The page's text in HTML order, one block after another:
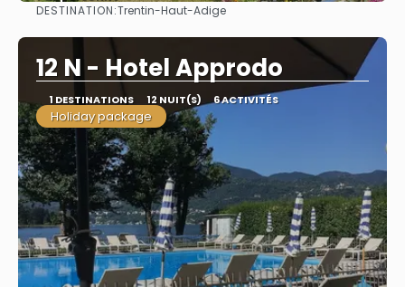
Afficher
DESTINATION:Trentin-Haut-Adige
12 N - Hotel Approdo
1 DESTINATIONS 12 NUIT(S) 6 ACTIVITÉS
Holiday package